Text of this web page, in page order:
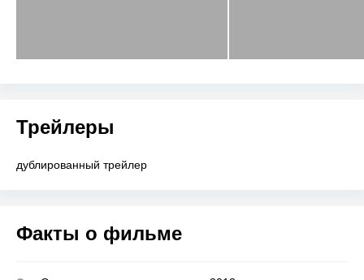
Трейлеры
дублированный трейлер
Факты о фильме